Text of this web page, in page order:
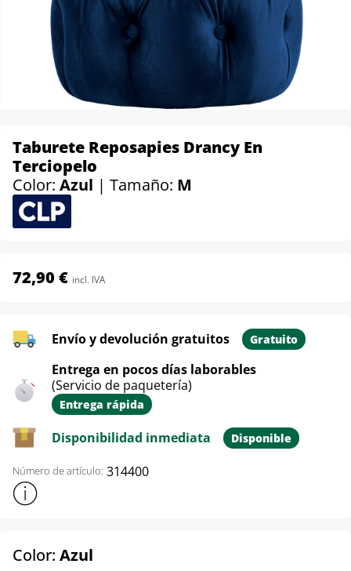
Taburete Reposapies Drancy En
Terciopelo
Color: Azul | Tamaño: M
72,90 € incl. IVA
Envío y devolución gratuitos Gratuito
Entrega en pocos días laborables
(Servicio de paquetería)
Entrega rápida
Disponibilidad inmediata Disponible
Número de artículo: 314400
Mostrar más información sobre el producto
Color: Azul